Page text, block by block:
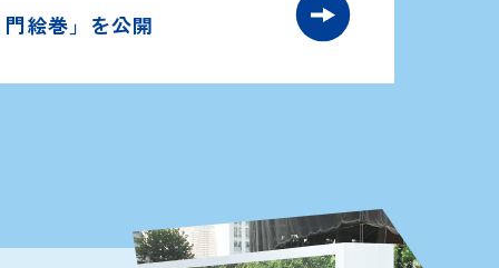
絵巻」を公開